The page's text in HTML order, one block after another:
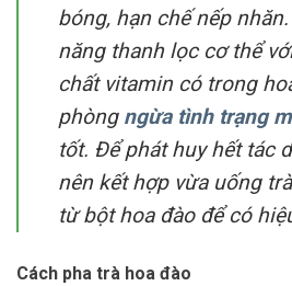
bóng, hạn chế nếp
năng thanh lọc cơ thể
chất vitamin có trong
phòng ngừa tình trạng
tốt. Để phát huy hết tác
nên kết hợp vừa uống
từ bột hoa đào để có
Cách pha trà hoa đào